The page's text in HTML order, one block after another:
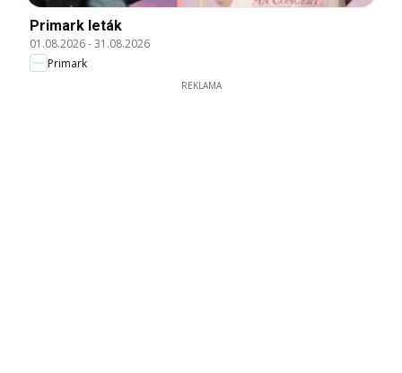
Primark leták
01.08.2026-31.08.2026
Primark
REKLAMA